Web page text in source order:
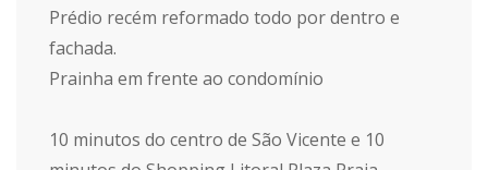
Prédio recém reformado todo por dentro e
fachada.
Prainha em frente ao condomínio
10 minutos do centro de São Vicente e 10